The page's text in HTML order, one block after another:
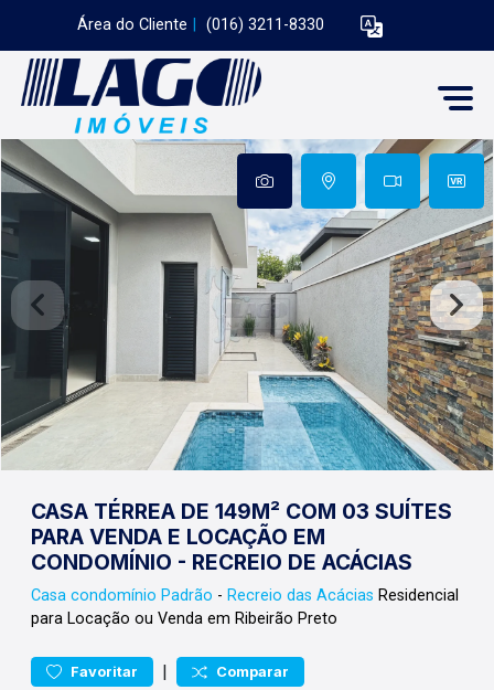
Área do Cliente (016) 3211-8330
CASA TÉRREA DE 149M² COM 03 SUÍTES
PARA VENDA E LOCAÇÃO EM
CONDOMÍNIO - RECREIO DE ACÁCIAS
Casa condomínio Padrão - Recreio das Acácias Residencial
para Locação ou Venda em Ribeirão Preto
Favoritar | Comparar